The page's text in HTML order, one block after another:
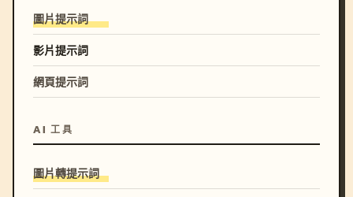
圖片提示詞
影片提示詞
網頁提示詞
AI 工具
圖片轉提示詞